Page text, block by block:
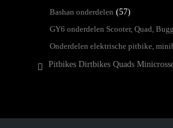
Bashan onderdelen (57)
GY6 onderdelen Scooter, Quad,
Onderdelen elektrische pitbike,
Pitbikes Dirtbikes Quads